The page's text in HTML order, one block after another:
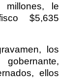
le
$5,635
los
ellos